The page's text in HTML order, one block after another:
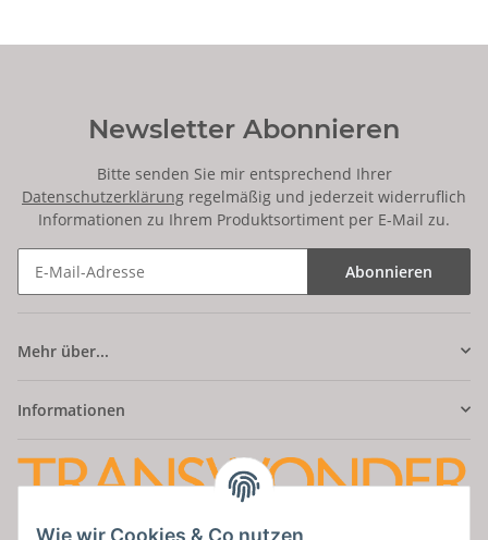
Newsletter Abonnieren
Bitte senden Sie mir entsprechend Ihrer
Datenschutzerklärung regelmäßig und jederzeit widerruflich
Informationen zu Ihrem Produktsortiment per E-Mail zu.
Abonnieren
Mehr über...
Informationen